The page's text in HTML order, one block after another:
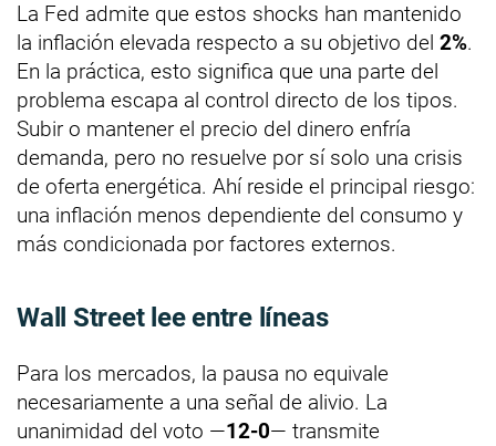
La Fed admite que estos shocks han mantenido
la inflación elevada respecto a su objetivo del 2%.
En la práctica, esto significa que una parte del
problema escapa al control directo de los tipos.
Subir o mantener el precio del dinero enfría
demanda, pero no resuelve por sí solo una crisis
de oferta energética. Ahí reside el principal riesgo:
una inflación menos dependiente del consumo y
más condicionada por factores externos.
Wall Street lee entre líneas
Para los mercados, la pausa no equivale
necesariamente a una señal de alivio. La
unanimidad del voto —12-0— transmite